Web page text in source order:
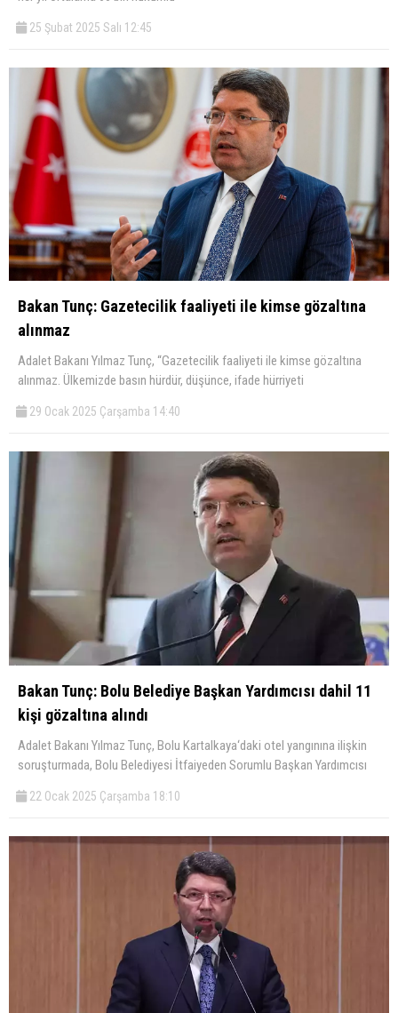
25 Şubat 2025 Salı 12:45
Bakan Tunç: Gazetecilik faaliyeti ile kimse gözaltına
alınmaz
Adalet Bakanı Yılmaz Tunç, “Gazetecilik faaliyeti ile kimse gözaltına
alınmaz. Ülkemizde basın hürdür, düşünce, ifade hürriyeti
29 Ocak 2025 Çarşamba 14:40
Bakan Tunç: Bolu Belediye Başkan Yardımcısı dahil 11
kişi gözaltına alındı
Adalet Bakanı Yılmaz Tunç, Bolu Kartalkaya‘daki otel yangınına ilişkin
soruşturmada, Bolu Belediyesi İtfaiyeden Sorumlu Başkan Yardımcısı
22 Ocak 2025 Çarşamba 18:10